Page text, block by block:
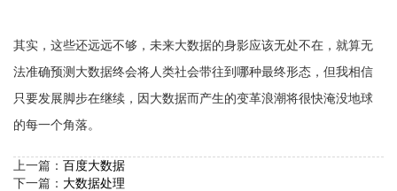
其实，这些还远远不够，未来大数据的身影应该无处不在，就算无
法准确预测大数据终会将人类社会带往到哪种最终形态，但我相信
只要发展脚步在继续，因大数据而产生的变革浪潮将很快淹没地球
的每一个角落。
上一篇： 百度大数据
下一篇： 大数据处理